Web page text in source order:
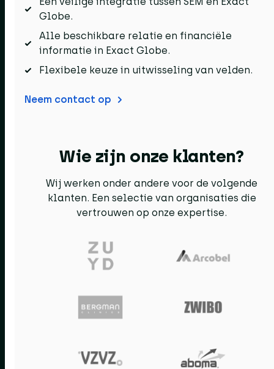
Globe.
Alle beschikbare relatie en financiële
informatie in Exact Globe.
Flexibele keuze in uitwisseling van velden.
Neem contact op
Wie zijn onze klanten?
Wij werken onder andere voor de volgende
klanten. Een selectie van organisaties die
vertrouwen op onze expertise.